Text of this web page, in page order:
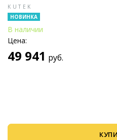
KUTEK
НОВИНКА
В наличии
Цена:
49 941 руб.